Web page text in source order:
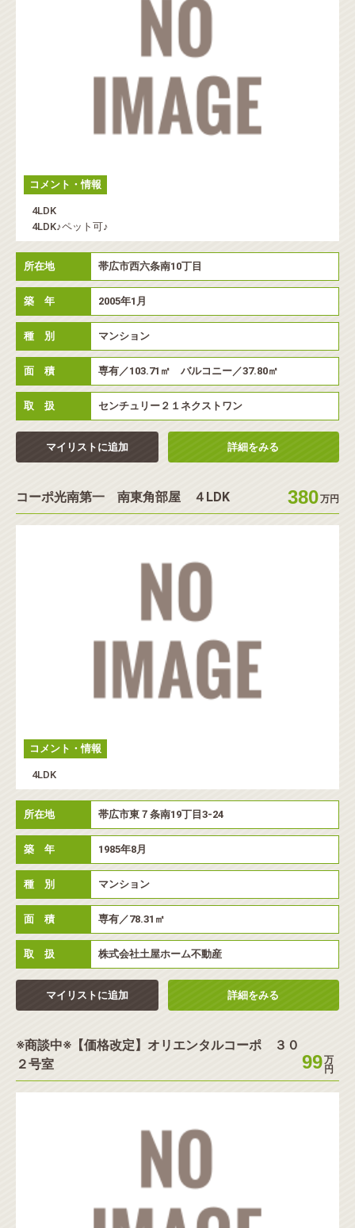
コメント・情報
4LDK
4LDK♪ペット可♪
所在地 帯広市西六条南10丁目
築 年 2005年1月
種 別 マンション
面 積 専有／103.71㎡ バルコニー／37.80㎡
取 扱 センチュリー２１ネクストワン
マイリストに追加 詳細をみる
コーポ光南第一 南東角部屋 ４LDK 380万円
コメント・情報
4LDK
所在地 帯広市東７条南19丁目3-24
築 年 1985年8月
種 別 マンション
面 積 専有／78.31㎡
取 扱 株式会社土屋ホーム不動産
マイリストに追加 詳細をみる
※商談中※【価格改定】オリエンタルコーポ ３０
２号室
99万
円